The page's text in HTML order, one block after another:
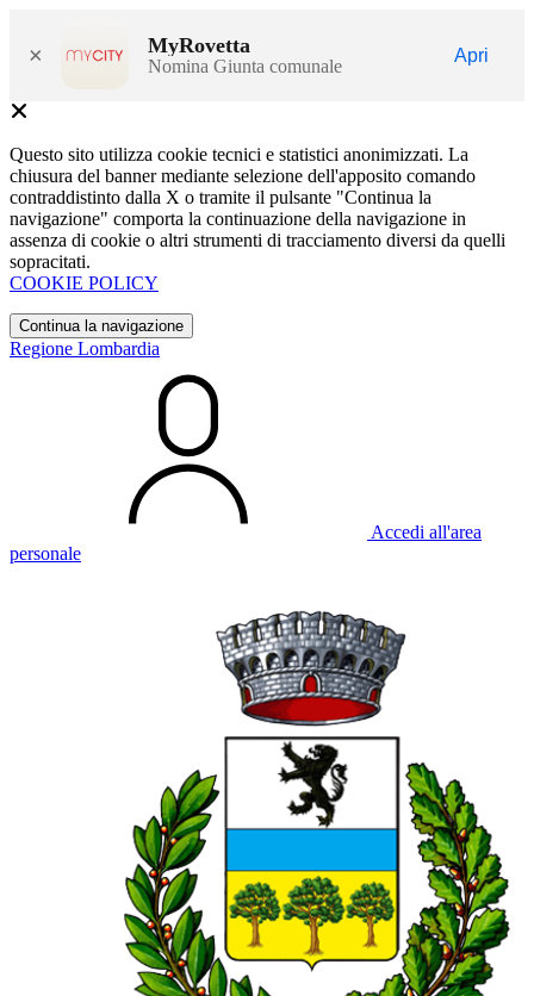
× MyRovetta
Nomina Giunta comunale
Apri
Questo sito utilizza cookie tecnici e statistici anonimizzati. La
chiusura del banner mediante selezione dell'apposito comando
contraddistinto dalla X o tramite il pulsante "Continua la
navigazione" comporta la continuazione della navigazione in
assenza di cookie o altri strumenti di tracciamento diversi da quelli
sopracitati.
COOKIE POLICY
Continua la navigazione
Regione Lombardia
Accedi all'area
personale